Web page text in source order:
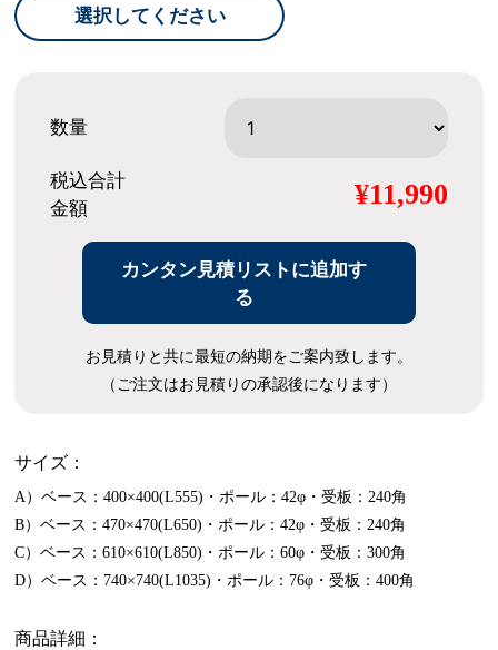
選択してください
数量
税込合計
金額
¥11,990
カンタン見積リストに追加す
る
お見積りと共に最短の納期をご案内致します。
（ご注文はお見積りの承認後になります）
サイズ：
A）ベース：400×400(L555)・ポール：42φ・受板：240角
B）ベース：470×470(L650)・ポール：42φ・受板：240角
C）ベース：610×610(L850)・ポール：60φ・受板：300角
D）ベース：740×740(L1035)・ポール：76φ・受板：400角
商品詳細：